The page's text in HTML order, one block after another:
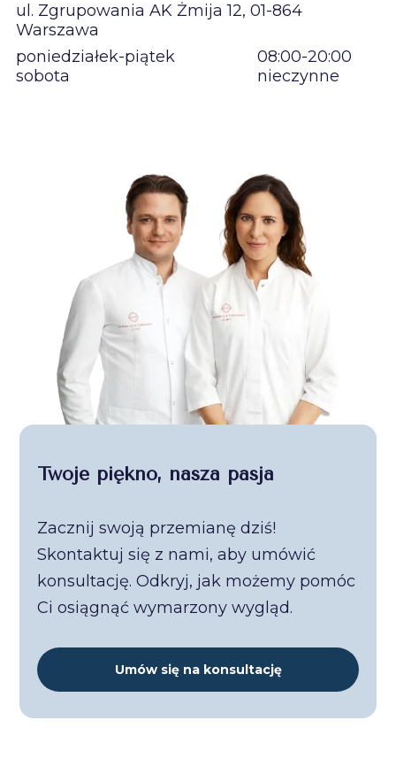
ul. Zgrupowania AK Żmija 12, 01-864
Warszawa
poniedziałek-piątek
08:00-20:00
sobota
nieczynne
Twoje piękno, nasza pasja
Zacznij swoją przemianę dziś!
Skontaktuj się z nami, aby umówić
konsultację. Odkryj, jak możemy pomóc
Ci osiągnąć wymarzony wygląd.
Umów się na konsultację